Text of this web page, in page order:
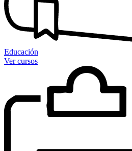
Educación
Ver cursos